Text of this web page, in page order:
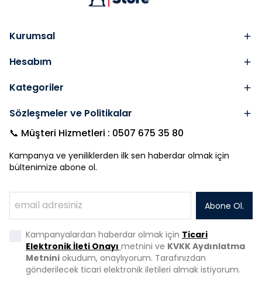
Kurumsal
Hesabım
Kategoriler
Sözleşmeler ve Politikalar
📞 Müşteri Hizmetleri : 0507 675 35 80
Kampanya ve yeniliklerden ilk sen haberdar olmak için
bültenimize abone ol.
Abone Ol.
Kampanyalardan haberdar olmak için Ticari
Elektronik İleti Onayı metnini ve KVKK Aydınlatma
Metnini okudum, onaylıyorum. Tarafınızdan
gönderilecek ticari elektronik iletileri almak istiyorum.